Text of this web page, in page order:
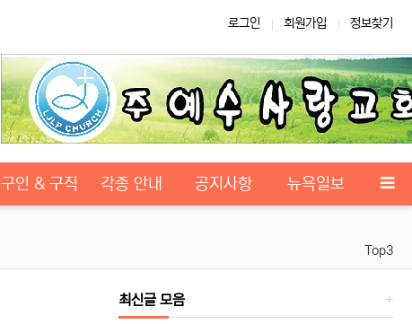
로그인 회원가입 정보찾기
구인 & 구직 각종 안내 공지사항 뉴욕일보
Top3
최신글 모음